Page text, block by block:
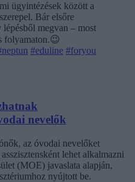
ügyintézések között a
Bár elsőre
megvan – most
folyamaton.😉
#eduline #foryou
nevelők
az óvodai nevelőket
lehet alkalmazni
(MOE) javaslata alapján,
nyújtott be.